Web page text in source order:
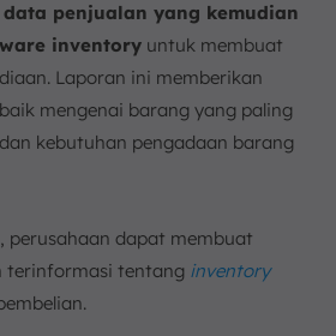
data penjualan yang kemudian
inventory untuk membuat
Laporan ini memberikan
mengenai barang yang paling
kebutuhan pengadaan barang
perusahaan dapat membuat
terinformasi tentang inventory